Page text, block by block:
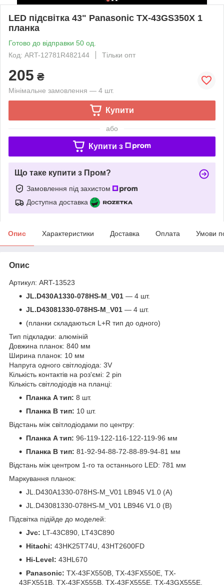
LED підсвітка 43" Panasonic TX-43GS350X 1
планка
Готово до відправки 50 од.
Код: ART-12781R482144
Тільки опт
205 ₴
Мінімальне замовлення — 4 шт.
Купити
або
Купити з
Що таке купити з Пром?
Замовлення під захистом
Доступна доставка
Опис Характеристики Доставка Оплата Умови
Опис
Артикул: ART-13523
JL.D430A1330-078HS-M_V01 — 4 шт.
JL.D43081330-078HS-M_V01 — 4 шт.
(планки складаються L+R тип до одного)
Тип підкладки: алюміній
Довжина планок: 840 мм
Ширина планок: 10 мм
Напруга одного світлодіода: 3V
Кількість контактів на роз'ємі: 2 pin
Кількість світлодіодів на планці:
Планка A тип: 8 шт.
Планка B тип: 10 шт.
Відстань між світлодіодами по центру:
Планка A тип: 96-119-122-116-122-119-96 мм
Планка B тип: 81-92-94-88-72-88-89-94-81 мм
Відстань між центром 1-го та останнього LED: 781 мм
Маркування планок:
JL.D430A1330-078HS-M_V01 LB945 V1.0 (A)
JL.D43081330-078HS-M_V01 LB946 V1.0 (B)
Підсвітка підійде до моделей:
Jvc: LT-43C890, LT43C890
Hitachi: 43HK25T74U, 43HT2600FD
Hi-Level: 43HL670
Panasonic: TX-43FX550B, TX-43FX550E, TX-
43FX551B, TX-43FX555B, TX-43FX555E, TX-43GX555E,